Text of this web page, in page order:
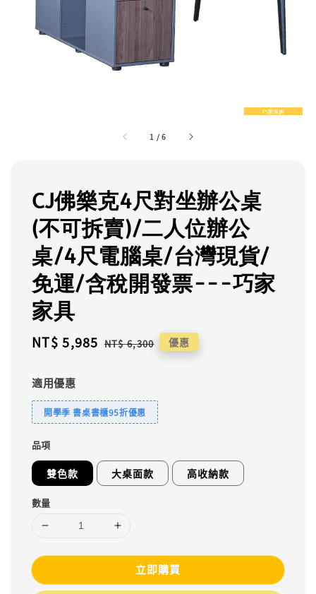
1 /6
CJ佛樂克4尺對坐辦公桌
(不可拆賣)/二人位辦公
桌/4尺電腦桌/台灣現貨/
免運/含稅開發票---巧家
家具
Sale
NT$ 5,985 Regular
NT$ 6,300 優惠
適用優惠
開學季 書桌書櫃95折優惠
品項
雙色款 大桌面款 高收納款
數量
立即購買